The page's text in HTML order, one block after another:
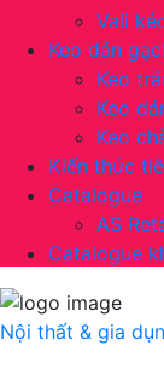
Vali
Keo dán
Keo
Keo
Keo
Kiến thức
Catalogue
AS
Catalogue
Nội thất & gia